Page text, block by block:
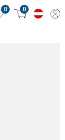
0 0